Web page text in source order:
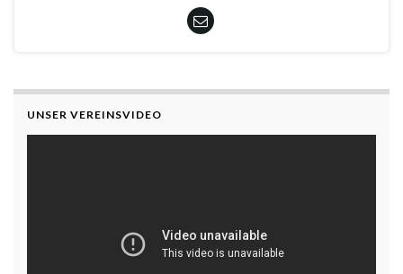
UNSER VEREINSVIDEO